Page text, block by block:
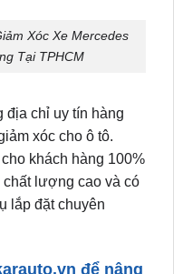
Tại TPHCM
chỉ uy tín hàng
khách hàng 100%
lượng cao và có
lắp đặt chuyên